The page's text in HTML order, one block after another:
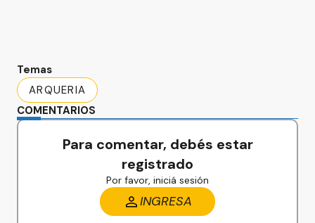
Temas
ARQUERIA
COMENTARIOS
Para comentar, debés estar
registrado
Por favor, iniciá sesión
INGRESA